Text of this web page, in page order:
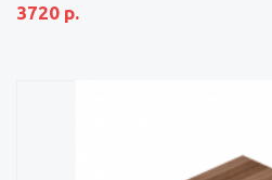
3720 р.